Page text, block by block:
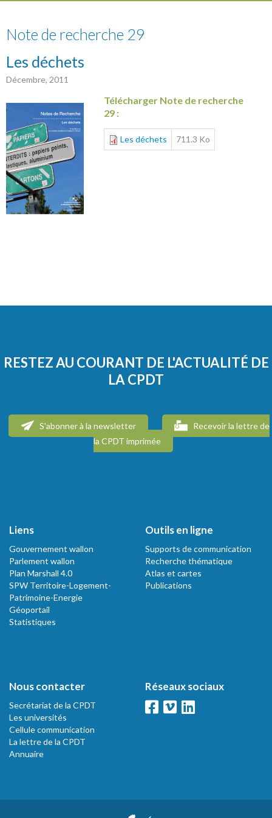
Note de recherche 29
Les déchets
Décembre, 2011
Télécharger Note de recherche
29 :
Les déchets 711.3 Ko
RESTEZ AU COURANT DE L'ACTUALITÉ DE
LA CPDT
S'abonner à la newsletter
Recevoir la lettre de
la CPDT imprimée
Liens
Gouvernement wallon
Parlement wallon
Plan Marshall 4.0
SPW Territoire-Logement-
Patrimoine-Energie
Géoportail
Statistiques
Outils en ligne
Supports de communication
Recherche thématique
Atlas et cartes
Publications
Nous contacter
Secrétariat de la CPDT
Les universités
Cellule communication
La lettre de la CPDT
Annuaire
Réseaux sociaux